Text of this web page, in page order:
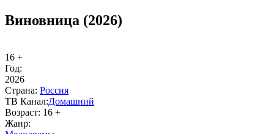
Виновница (2026)
16 +
Год:
2026
Стра­на: Рос­сия
ТВ Ка­нал:До­маш­ний
Воз­раст: 16 +
Жанр: